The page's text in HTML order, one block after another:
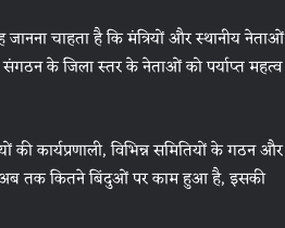
चाहता है कि मंत्रियों और स्थानीय नेताओं
के जिला स्तर के नेताओं को पर्याप्त महत्व
की कार्यप्रणाली, विभिन्न समितियों के गठन और
अब तक कितने बिंदुओं पर काम हुआ है, इसकी